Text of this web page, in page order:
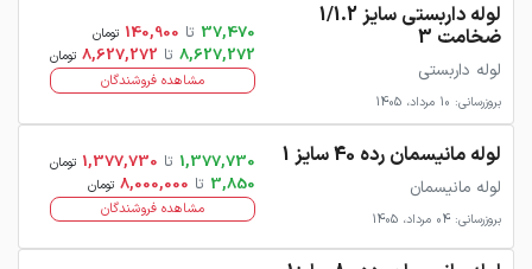
لوله داربستی سایز 1/1.2
ضخامت 3
لوله داربستی
بروزرسانی: 10 مرداد، 1405
37,470 تا 140,900 تومان
8,627,272 تا 8,627,272 تومان
مشاهده فروشندگان
لوله مانیسمان رده 40 سایز 1
لوله مانیسمان
بروزرسانی: 04 مرداد، 1405
1,377,730 تا 1,377,730 تومان
3,850 تا 8,000,000 تومان
مشاهده فروشندگان